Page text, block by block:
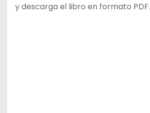
y descarga el libro en formato PDF.